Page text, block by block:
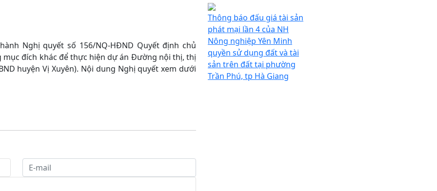
Nghị quyết số 156/NQ-HĐND Quyết định chủ
đích khác để thực hiện dự án Đường nội thị, thị
huyện Vị Xuyên). Nội dung Nghị quyết xem dưới
Thông báo đấu giá tài sản
phát mại lần 4 của NH
Nông nghiệp Yên Minh
quyền sử dụng đất và tài
sản trên đất tại phường
Trần Phú, tp Hà Giang